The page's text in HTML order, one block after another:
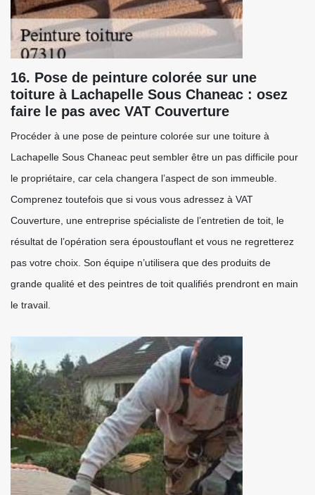
16. Pose de peinture colorée sur une
toiture à Lachapelle Sous Chaneac : osez
faire le pas avec VAT Couverture
Procéder à une pose de peinture colorée sur une toiture à
Lachapelle Sous Chaneac peut sembler être un pas difficile pour
le propriétaire, car cela changera l’aspect de son immeuble.
Comprenez toutefois que si vous vous adressez à VAT
Couverture, une entreprise spécialiste de l’entretien de toit, le
résultat de l’opération sera époustouflant et vous ne regretterez
pas votre choix. Son équipe n’utilisera que des produits de
grande qualité et des peintres de toit qualifiés prendront en main
le travail.